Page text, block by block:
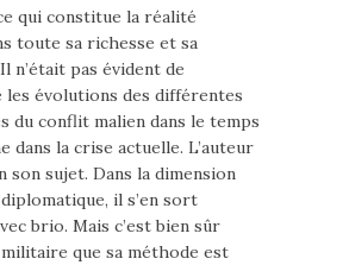
qui constitue la réalité
toute sa richesse et sa
n’était pas évident de
les évolutions des différentes
du conflit malien dans le temps
dans la crise actuelle. L’auteur
son sujet. Dans la dimension
il s’en sort
brio. Mais c’est bien sûr
militaire que sa méthode est